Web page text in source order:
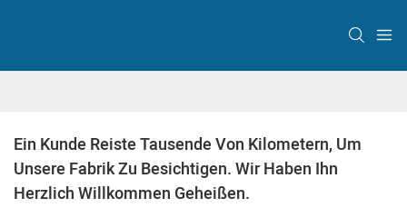
Ein Kunde Reiste Tausende Von Kilometern, Um
Unsere Fabrik Zu Besichtigen. Wir Haben Ihn
Herzlich Willkommen Geheißen.